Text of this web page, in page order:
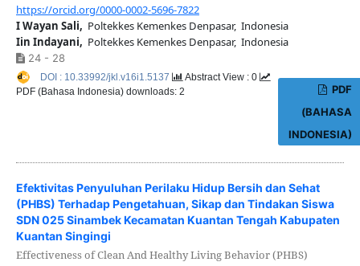
https://orcid.org/0000-0002-5696-7822
I Wayan Sali, Poltekkes Kemenkes Denpasar, Indonesia
Iin Indayani, Poltekkes Kemenkes Denpasar, Indonesia
24 - 28
PDF
(BAHASA
INDONESIA)
DOI : 10.33992/jkl.v16i1.5137
Abstract View : 0
PDF (Bahasa Indonesia) downloads: 2
Efektivitas Penyuluhan Perilaku Hidup Bersih dan Sehat
(PHBS) Terhadap Pengetahuan, Sikap dan Tindakan Siswa
SDN 025 Sinambek Kecamatan Kuantan Tengah Kabupaten
Kuantan Singingi
Effectiveness of Clean And Healthy Living Behavior (PHBS)